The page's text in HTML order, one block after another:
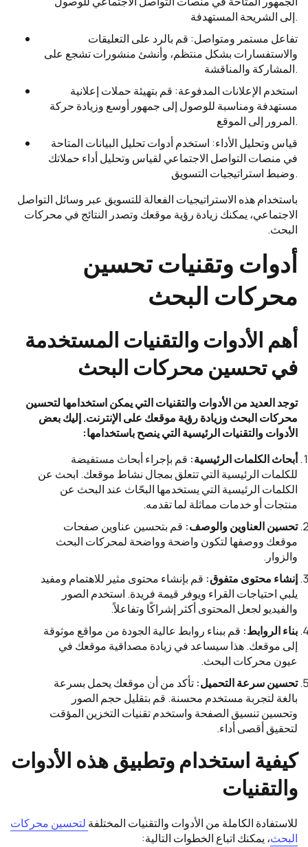
إلى الشريحة المستهدفة.
تفاعل مستمر ومتواصل: قم بالرد على التعليقات
والاستفسارات بشكل منتظم، وأنشئ منشورات تشجع على
المشاركة والمناقشة.
استخدم الإعلانات المدفوعة: قم بتهيئة حملات إعلانية
مستهدفة ومناسبة للوصول إلى جمهور أوسع وزيادة حركة
المرور إلى الموقع.
قياس وتحليل الأداء: استخدم أدوات تحليل البيانات المتاحة
في منصات التواصل الاجتماعي لقياس وتحليل أداء حملاتك
وضبط استراتيجيات التسويق.
باستخدام هذه الاستراتيجيات الفعالة للتسويق عبر وسائل التواصل
الاجتماعي، يمكنك زيادة رؤية موقعك وتصدر النتائج في محركات
البحث.
أدوات وتقنيات تحسين
محركات البحث
أهم الأدوات والتقنيات المستخدمة
في تحسين محركات البحث
توجد العديد من الأدوات والتقنيات التي يمكن استخدامها لتحسين
محركات البحث وزيادة رؤية موقعك على الإنترنت. إليك بعض
الأدوات والتقنيات الرئيسية التي ينصح باستخدامها:
أبحاث الكلمات الرئيسية: قم بإجراء أبحاث مستفيضة
للكلمات الرئيسية التي تتعلق بمجال نشاط موقعك. ابحث عن
الكلمات الرئيسية التي يستخدمها البحّاث عند البحث عن
منتجات أو خدمات مماثلة لما تقدمه.
تحسين العناوين والوصف: قم بتحسين عناوين صفحات
موقعك ووصفها لتكون واضحة وواضحة لمحركات البحث
والزوار.
إنشاء محتوى متفوق: قم بإنشاء محتوى مثير للاهتمام ومفيد
يلبي احتياجات القراء ويوفر قيمة فريدة. استخدم الصور
والفيديو لجعل المحتوى أكثر إشراكًا وتفاعلاً.
بناء الروابط: قم ببناء روابط عالية الجودة من مواقع موثوقة
إلى موقعك. هذا سيساعد في زيادة مصداقية موقعك في
عيون محركات البحث.
تحسين سرعة التحميل: تأكد من أن موقعك يحمل بسرعة
بالغة لتجربة مستخدم محسنة. قم بتقليل حجم الصور
وتحسين تنسيق الصفحة واستخدم تقنيات التخزين المؤقت
لتحقيق أقصى أداء.
كيفية استخدام وتطبيق هذه الأدوات
والتقنيات
للاستفادة الكاملة من الأدوات والتقنيات المختلفة لتحسين محركات
البحث، يمكنك اتباع الخطوات التالية: